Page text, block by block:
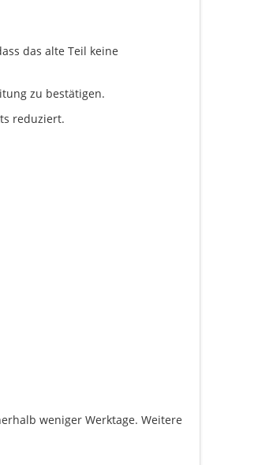
das alte Teil keine
zu bestätigen.
reduziert.
weniger Werktage. Weitere